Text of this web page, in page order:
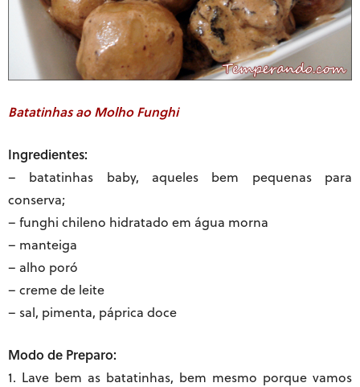
Batatinhas ao Molho Funghi
Ingredientes:
– batatinhas baby, aqueles bem pequenas para
conserva;
– funghi chileno hidratado em água morna
– manteiga
– alho poró
– creme de leite
– sal, pimenta, páprica doce
Modo de Preparo:
1. Lave bem as batatinhas, bem mesmo porque vamos